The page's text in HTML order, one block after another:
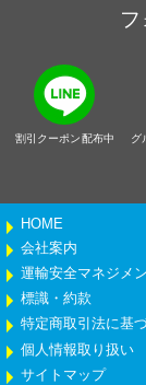
割引クーポン配布中
グ
HOME
会社案内
運輸安全マネジメ
標識・約款
特定商取引法に基
個人情報取り扱い
サイトマップ